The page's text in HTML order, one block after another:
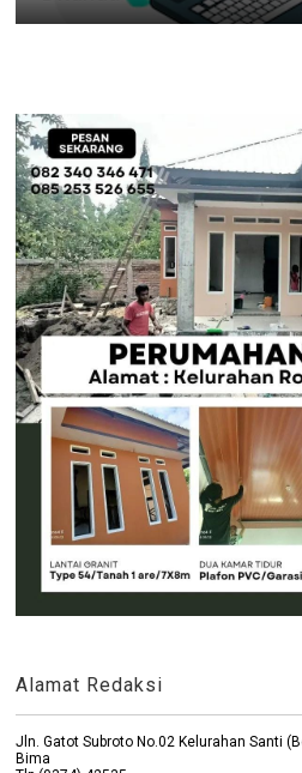
Alamat Redaksi
Jln. Gatot Subroto No.02 Kelurahan Santi
Bima